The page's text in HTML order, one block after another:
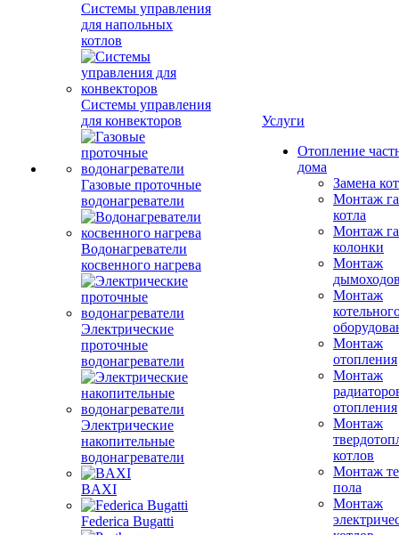
Системы управления
для напольных
котлов
Системы управления
для конвекторов
Газовые проточные
водонагреватели
Водонагреватели
косвенного нагрева
Электрические
проточные
водонагреватели
Электрические
накопительные
водонагреватели
BAXI
Federica Bugatti
Услуги
Отопление
дома
Замена
Монтаж
котла
Монтаж
колонки
Монтаж
Монтаж
Монтаж
отопления
Монтаж
отопления
Монтаж
котлов
Монтаж
пола
Монтаж